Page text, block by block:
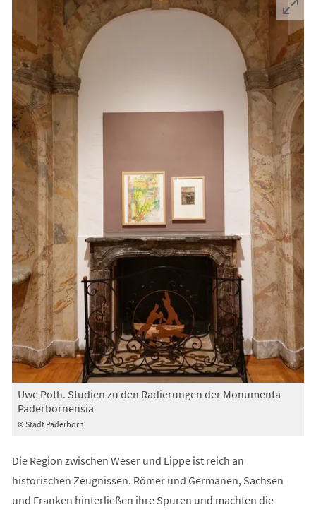
© Stadt Paderborn
Uwe Poth. Studien zu den Radierungen der Monumenta
Paderbornensia
Die Region zwischen Weser und Lippe ist reich an
historischen Zeugnissen. Römer und Germanen, Sachsen
und Franken hinterließen ihre Spuren und machten die